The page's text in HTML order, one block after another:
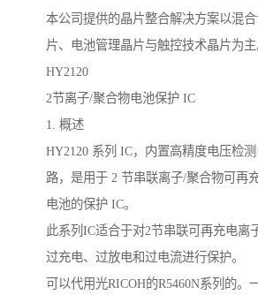
本公司提供的晶片整合解决方案以混
片、电池管理晶片与触控技术晶片为主
HY2120
2节离子/聚合物电池保护 IC
1. 概述
HY2120 系列 IC，内置高精度电压检
路，是用于 2 节串联离子/聚合物可再
电池的保护 IC。
此系列IC适合于对2节串联可再充电离
过充电、过放电和过电流进行保护。
可以代用光RICOH的R5460N系列的。